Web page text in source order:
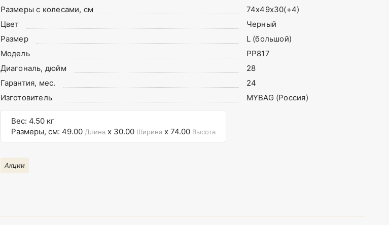
Размеры с колесами, см
74х49х30(+4)
Цвет
Черный
Размер
L (большой)
Модель
PP817
Диагональ, дюйм
28
Гарантия, мес.
24
Изготовитель
MYBAG (Россия)
Вес: 4.50 кг
Размеры, см: 49.00 Длинаx 30.00 Ширинаx 74.00 Высота
Акции